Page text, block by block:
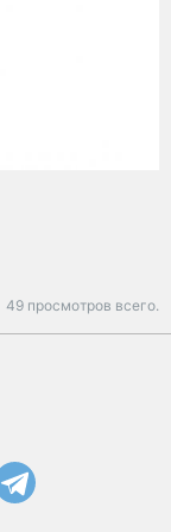
49 просмотров всего.